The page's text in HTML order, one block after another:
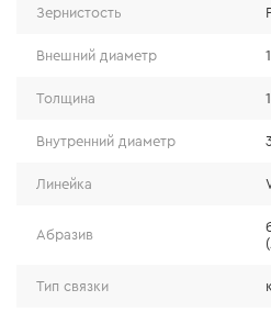
Зернистость
Внешний диаметр
Толщина
Внутренний диаметр
Линейка
Абразив
Тип связки